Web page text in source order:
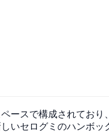
ースで構成されてお
いセログミのハンボッ